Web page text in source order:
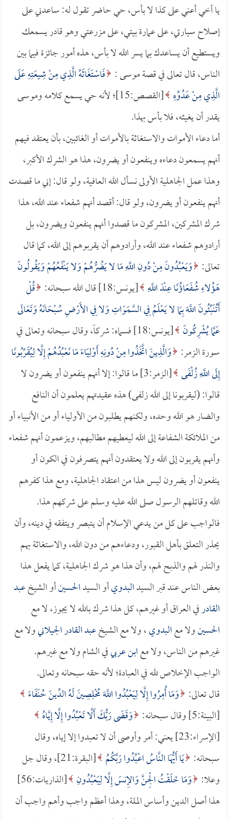
يا أخي أعني على كذا لا بأس، حي حاضر تقول له: ساعدني على
إصلاح سيارتي، على عمارة بيتي، على مزرعتي وهو قادر يسمعك
ويستطيع أن يساعدك بما يسر الله لا بأس، هذه أمور جائزة فيما بين
الناس، قال تعالى في قصة موسى : فَاسْتَغَاثَهُ الَّذِي مِنْ شِيعَتِهِ عَلَى
الَّذِي مِنْ عَدُوِّهِ
[القصص:15]؛ لأنه حي يسمع كلامه وموسى
يقدر أن يغيثه، فلا بأس بهذا.
أما دعاء الأموات والاستغاثة بالأموات أو الغائبين، بأن يعتقد فيهم
أنهم يسمعون دعاءه وينفعون أو يضرون، هذا هو الشرك الأكبر،
وهذا عمل الجاهلية الأولى نسأل الله العافية، ولو قال: إني ما قصدت
أنهم ينفعون أو يضرون، ولو قال: أقصد أنهم شفعاء عند الله، هذا
شرك المشركين، المشركون ما قصدوا أنهم ينفعون ويضرون، بل
أرادوهم شفعاء عند الله، وأرادوهم أن يقربوهم إلى الله، كما قال
تعالى: وَيَعْبُدُونَ مِنْ دُونِ اللَّهِ مَا لا يَضُرُّهُمْ وَلا يَنْفَعُهُمْ وَيَقُولُونَ
هَؤُلاءِ شُفَعَاؤُنَا عِنْدَ اللَّهِ [يونس:18] قال الله سبحانه:
قُلْ
أَتُنَبِّئُونَ اللَّهَ بِمَا لا يَعْلَمُ فِي السَّمَوَاتِ وَلا فِي الأَرْضِ سُبْحَانَهُ وَتَعَالَى
عَمَّا يُشْرِكُونَ
[يونس:18] فسماه: شركاً، وقال سبحانه وتعالى في
سورة الزمر: وَالَّذِينَ اتَّخَذُوا مِنْ دُونِهِ أَوْلِيَاءَ مَا نَعْبُدُهُمْ إِلَّا لِيُقَرِّبُونَا
إِلَى اللَّهِ زُلْفَى
[الزمر:3] ما قالوا: إلا أنهم ينفعون أو يضرون لا
قالوا: (ليقربونا إلى الله زلفى) هذه عقيدتهم يعلمون أن النافع
والضار هو الله وحده، ولكنهم يطلبون من الأولياء أو من الأنبياء أو
من الملائكة الشفاعة إلى الله ليعطيهم مطالبهم، ويزعمون أنهم شفعاء
وأنهم يقربون إلى الله ولا يعتقدون أنهم يتصرفون في الكون أو
ينفعون أو يضرون ليس هذا من اعتقاد الجاهلية، ومع هذا كفرهم
الله وقاتلهم الرسول صلى الله عليه وسلم على شركهم هذا.
فالواجب على كل من يدعي الإسلام أن يتبصر ويتفقه في دينه، وأن
يحذر التعلق بأهل القبور، ودعاءهم من دون الله، والاستغاثة بهم
والنذر لهم والذبح لهم، وأن هذا هو شرك الجاهلية، كما يفعل هذا
بعض الناس عند قبر السيدالبدويأو السيدالحسينأو الشيخعبد
القادرفي العراق أو غيرهم، كل هذا شرك بالله لا يجوز، لا مع
الحسينولا معالبدوي، ولا مع الشيخعبد القادر الجيلانيولا مع
غيرهم من الناس، ولا معابن عربيفي الشام ولا مع غيرهم.
الواجب الإخلاص لله في العبادة؛ لأنه حقه سبحانه وتعالى.
قال تعالى: وَمَا أُمِرُوا إِلَّا لِيَعْبُدُوا اللَّهَ مُخْلِصِينَ لَهُ الدِّينَ حُنَفَاءَ
[البينة:5] وقال سبحانه:
وَقَضَى رَبُّكَ أَلَّا تَعْبُدُوا إِلَّا إِيَّاهُ
[الإسراء:23] يعني: أمر وأوصى أن لا تعبدوا إلا إياه، وقال
سبحانه: يَا أَيُّهَا النَّاسُ اعْبُدُوا رَبَّكُمُ
[البقرة:21]، وقال جل
وعلا: وَمَا خَلَقْتُ الْجِنَّ وَالإِنسَ إِلَّا لِيَعْبُدُونِ
[الذاريات:56]
هذا أصل الدين وأساس الملة، وهذا أعظم واجب وأهم واجب أن